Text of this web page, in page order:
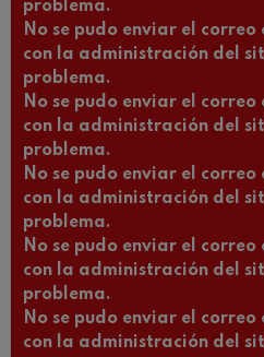
problema.
No se pudo enviar el
con la administración del
problema.
No se pudo enviar el
con la administración del
problema.
No se pudo enviar el
con la administración del
problema.
No se pudo enviar el
con la administración del
problema.
No se pudo enviar el
con la administración del